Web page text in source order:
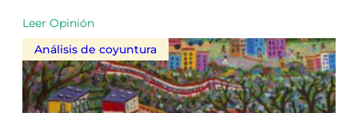
Leer Opinión
Análisis de coyuntura